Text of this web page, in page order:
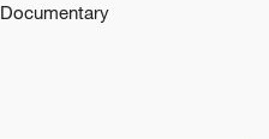
Documentary